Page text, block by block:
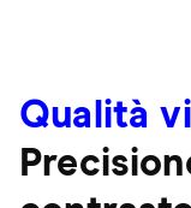
Qualità